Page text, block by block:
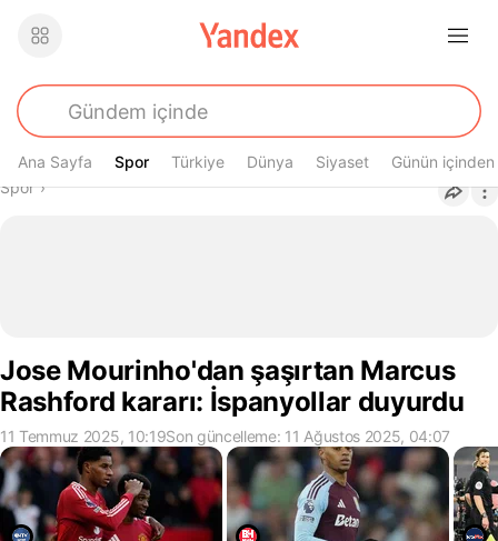
Ana Sayfa Spor
Spor Türkiye Dünya Siyaset Günün içinden
Buradasın
Spor›
Jose Mourinho'dan şaşırtan Marcus
Rashford kararı: İspanyollar duyurdu
11 Temmuz 2025, 10:19Son güncelleme: 11 Ağustos 2025, 04:07